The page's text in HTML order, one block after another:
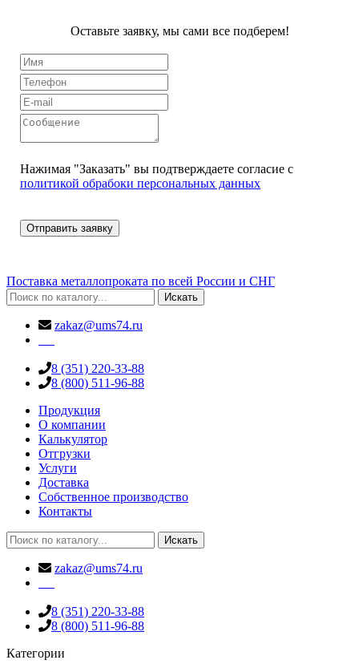
Оставьте заявку, мы сами все подберем!
Нажимая "Заказать" вы подтверждаете согласие с
политикой обрабоки персональных данных
Поставка металлопроката по всей России и СНГ
Искать
zakaz@ums74.ru
8 (351) 220-33-88
8 (800) 511-96-88
Продукция
О компании
Калькулятор
Отгрузки
Услуги
Доставка
Собственное производство
Контакты
Искать
zakaz@ums74.ru
8 (351) 220-33-88
8 (800) 511-96-88
Категории